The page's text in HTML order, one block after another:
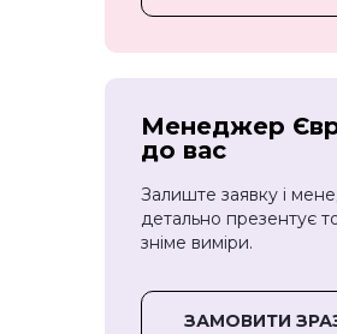
Менеджер
до вас
Залиште заявку і
детально презентує
зніме виміри.
ЗАМОВИТИ